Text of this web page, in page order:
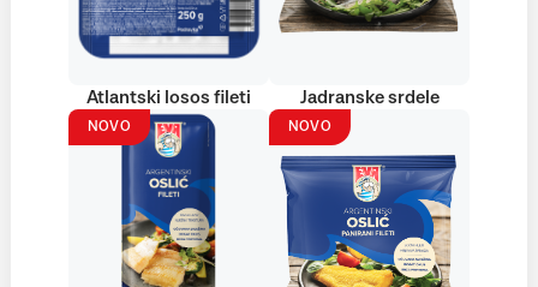
Atlantski losos fileti Jadranske srdele
NOVO NOVO